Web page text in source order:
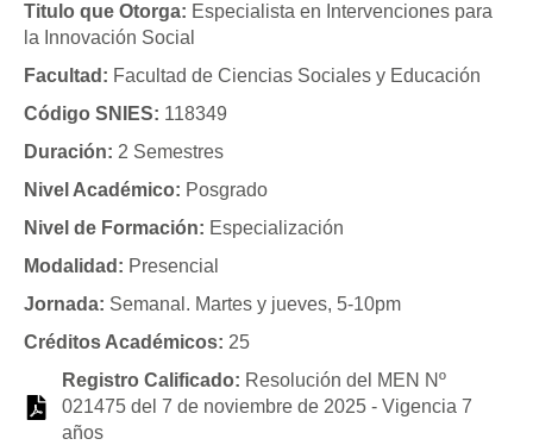
Titulo que Otorga: Especialista en Intervenciones para
la Innovación Social
Facultad: Facultad de Ciencias Sociales y Educación
Código SNIES: 118349
Duración: 2 Semestres
Nivel Académico: Posgrado
Nivel de Formación: Especialización
Modalidad: Presencial
Jornada: Semanal. Martes y jueves, 5-10pm
Créditos Académicos: 25
Registro Calificado: Resolución del MEN Nº
021475 del 7 de noviembre de 2025 - Vigencia 7
años